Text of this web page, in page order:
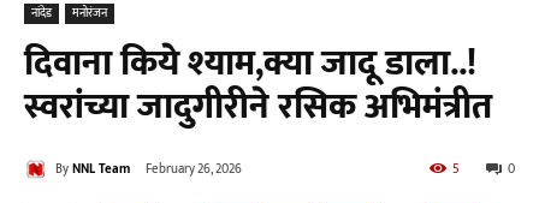
नांदेड मनोरंजन
दिवाना किये श्याम,क्या जादू डाला..!
स्वरांच्या जादुगीरीने रसिक अभिमंत्रीत
ByNNL Team February 26, 2026 0
5